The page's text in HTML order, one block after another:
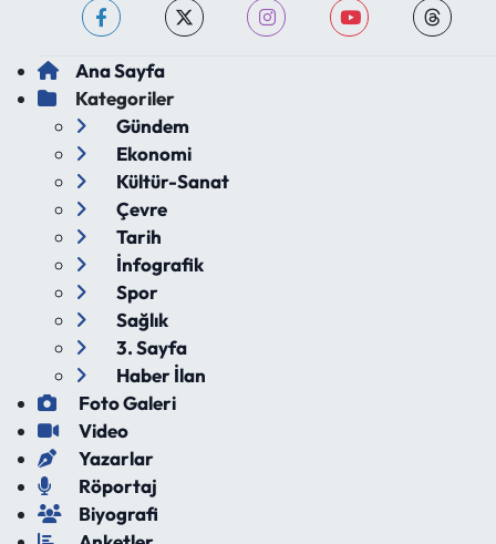
Ana Sayfa
Kategoriler
Gündem
Ekonomi
Kültür-Sanat
Çevre
Tarih
İnfografik
Spor
Sağlık
3. Sayfa
Haber İlan
Foto Galeri
Video
Yazarlar
Röportaj
Biyografi